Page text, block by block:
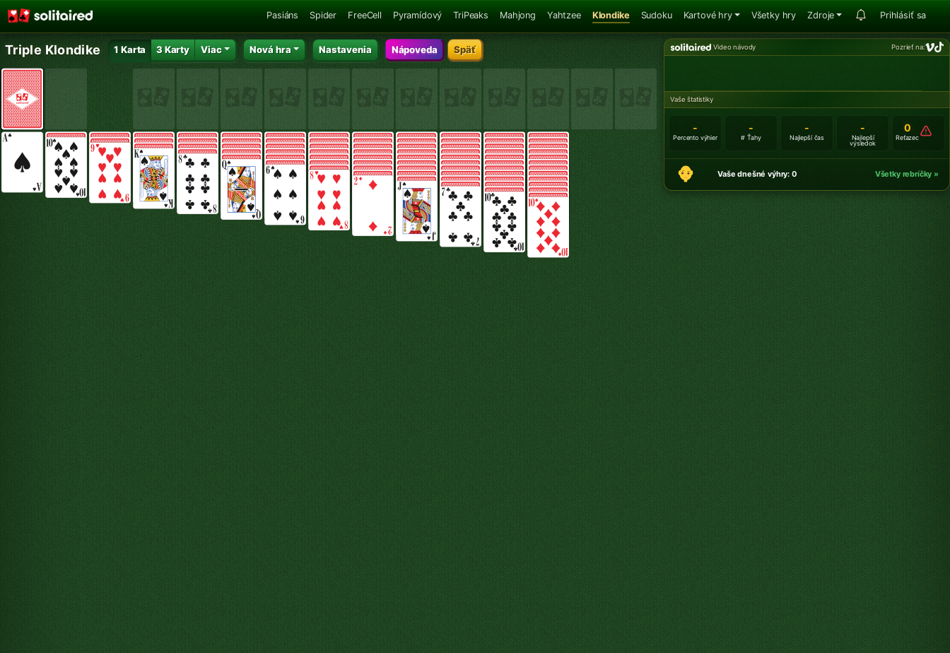
Pasiáns Spider FreeCell Pyramídový TriPeaks Mahjong Yahtzee Klondike Sudoku Kartové hry Všetky hry Zdroje Prihlásiť sa
Triple Klondike 1 Karta 3 Karty Viac Nová hra Nastavenia Nápoveda Späť Video návody Pozrieť na:
Vaše štatistiky
-
Percento výhier
-
# Ťahy
-
Najlepší čas
-
Najlepší
výsledok
0
Reťazec
Vaše dnešné výhry: 0 Všetky rebríčky »